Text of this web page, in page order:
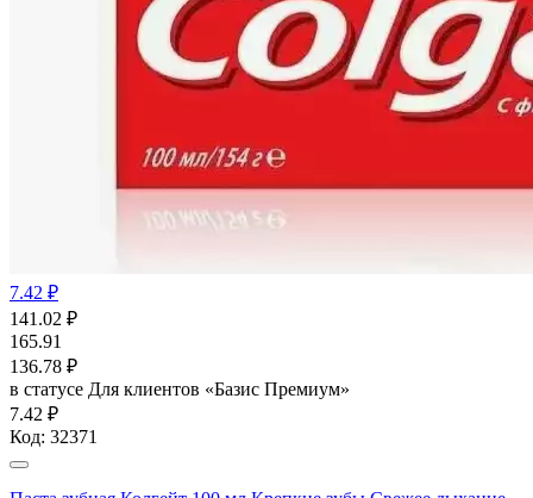
7.42 ₽
141.02 ₽
165.91
136.78 ₽
в статусе Для клиентов «Базис Премиум»
7.42 ₽
Код: 32371